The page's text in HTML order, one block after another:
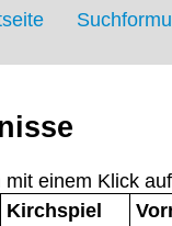
einem Klick
Kirchspiel